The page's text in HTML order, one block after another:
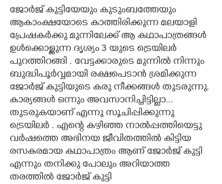
CARTOONS
LITERATURE
ZOOM
CONTACT US
ജോർജ് കുട്ടിയേയും കുടുംബത്തേയും
ആകാംക്ഷയോടെ കാത്തിരിക്കുന്ന മലയാളി
പ്രേഷകർക്കു മുന്നിലേക്ക് ആ കഥാപാത്രങ്ങൾ
ഉൾക്കൊള്ളുന്ന ദൃശ്യം 3 യുടെ ട്രെയിലർ
പുറത്തിറങ്ങി . വേട്ടക്കാരുടെ മുന്നിൽ നിന്നും
ബുദ്ധിപൂർവ്വമായി രക്ഷപെടാൻ ശ്രമിക്കുന്ന
ജോർജ് കുട്ടിയുടെ കരു നീക്കങ്ങൾ തുടരുന്നു.
കാര്യങ്ങൾ ഒന്നും അവസാനിച്ചിട്ടില്ലാ...
തുടരുകയാണ് എന്നു സൂചിപ്പിക്കുന്നു
ട്രെയിലർ . എന്റെ കഴിഞ്ഞ നാൽപ്പത്തിയെട്ടു
വർഷത്തെ അഭിനയ ജീവിതത്തിൽ കിട്ടിയ
രസകരമായ കഥാപാത്രം ആണ് ജോർജ് കുട്ടി
എന്നും തനിക്കു പോലും അറിയാത്ത
തരത്തിൽ ജോർജ് കുട്ടി